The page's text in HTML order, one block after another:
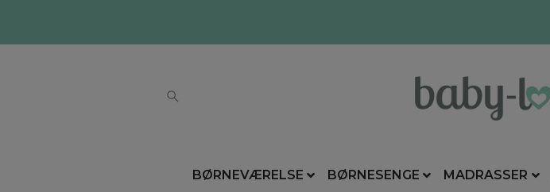
BØRNEVÆRELSE BØRNESENGE MADRASSER